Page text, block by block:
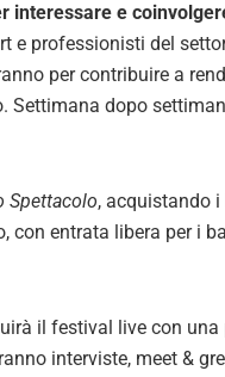
interessare e
e professionisti del
per contribuire a
Settimana dopo
Spettacolo, acquistando i
con entrata libera per i
il festival live con
interviste, meet &